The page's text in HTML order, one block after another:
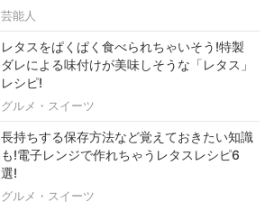
芸能人
レタスをぱくぱく食べられちゃいそう!特製
ダレによる味付けが美味しそうな「レタス」
レシピ!
グルメ・スイーツ
長持ちする保存方法など覚えておきたい知識
も!電子レンジで作れちゃうレタスレシピ6
選!
グルメ・スイーツ